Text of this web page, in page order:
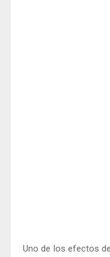
Uno de los efectos